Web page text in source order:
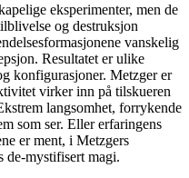
eksperimenter, men de
og destruksjon
vanskelig
Resultatet er ulike
konfigurasjoner. Metzger er
virker inn på tilskueren
langsomhet, forrykende
som ser. Eller erfaringens
er ment, i Metzgers
de-mystifisert magi.